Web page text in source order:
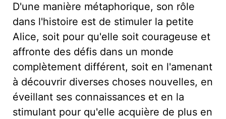
D'une manière métaphorique, son rôle
dans l'histoire est de stimuler la petite
Alice, soit pour qu'elle soit courageuse et
affronte des défis dans un monde
complètement différent, soit en l'amenant
à découvrir diverses choses nouvelles, en
éveillant ses connaissances et en la
stimulant pour qu'elle acquière de plus en